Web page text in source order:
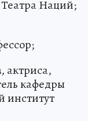
Театра Наций;
, актриса,
кафедры
институт